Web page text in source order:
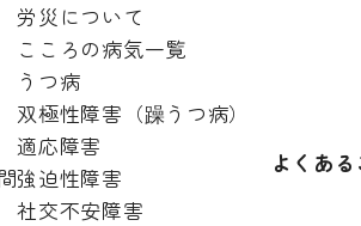
労災について
こころの病気一覧
うつ病
双極性障害（躁うつ病）
適応障害
強迫性障害
社交不安障害
よくあ